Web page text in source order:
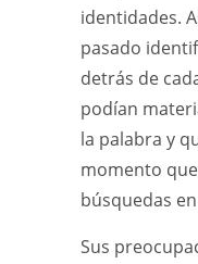
identidades.
pasado
detrás de
podían
la palabra y
momento
búsquedas
Sus